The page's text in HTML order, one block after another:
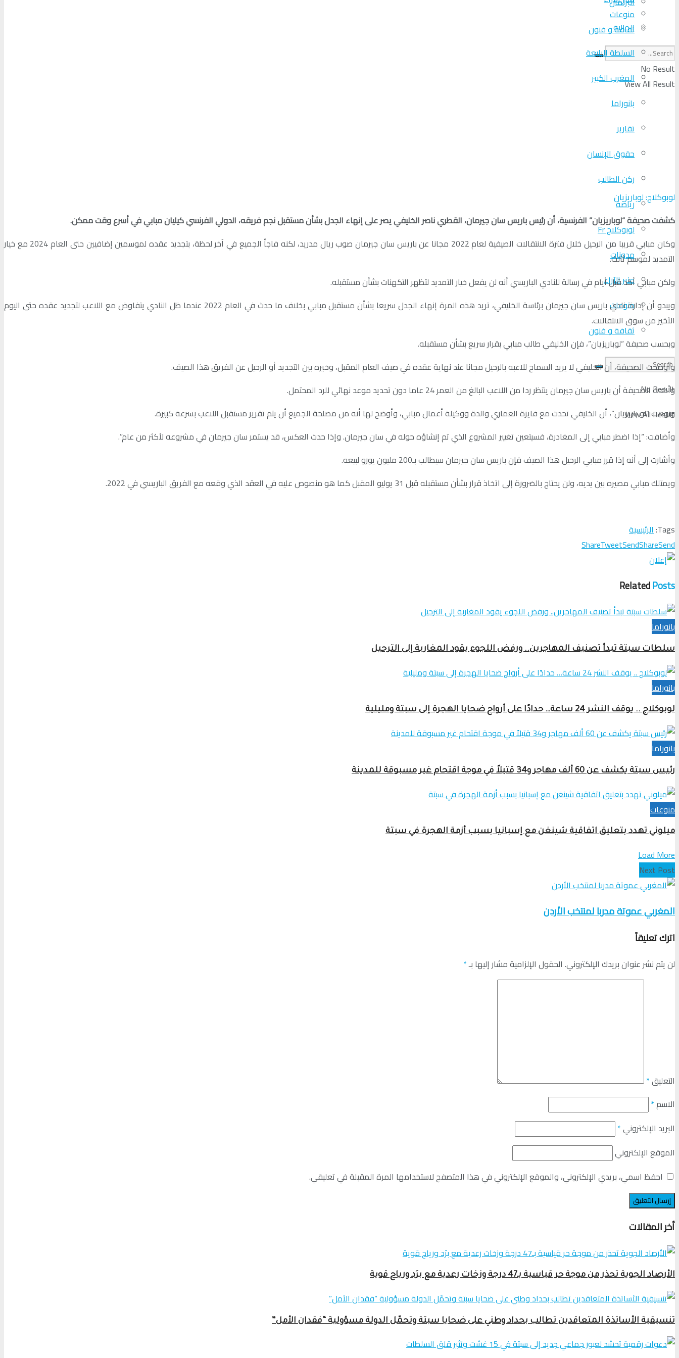
منوعات
ثقافة و فنون
No Result
View All Result
الجالية
السلطة الرابعة
المغرب الكبير
بانوراما
تقارير
حقوق الإنسان
ركن الطالب
رياضة
لوبوكلاج Fr
مدونات
منبر الآراء
منوعات
ثقافة و فنون
No Result
View All Result
لوبوكلاج: لوباريزيان
كشفت صحيفة “لوباريزيان” الفرنسية، أن رئيس باريس سان جيرمان، القطري ناصر الخليفي يصر على إنهاء الجدل بشأن مستقبل نجم فريقه، الدولي الفرنسي كيليان مبابي في أسرع وقت ممكن.
وكان مبابي قريبا من الرحيل خلال فترة الانتقالات الصيفية لعام 2022 مجانا عن باريس سان جيرمان صوب ريال مدريد، لكنه فاجأ الجميع في آخر لحظة، بتجديد عقده لموسمين إضافيين حتى العام 2024 مع خيار
التمديد لموسم ثالث.
ولكن مبابي أكد قبل أيام في رسالة للنادي الباريسي أنه لن يفعل خيار التمديد لتظهر التكهنات بشأن مستقبله.
ويبدو أن إدارة نادي باريس سان جيرمان برئاسة الخليفي، تريد هذه المرة إنهاء الجدل سريعا بشأن مستقبل مبابي بخلاف ما حدث في العام 2022 عندما ظل النادي يتفاوض مع اللاعب لتجديد عقده حتى اليوم
الأخير من سوق الانتقالات.
وبحسب صحيفة “لوباريزيان”، فإن الخليفي طالب مبابي بقرار سريع بشأن مستقبله.
وأوضحت الصحيفة، أن الخليفي لا يريد السماح للاعبه بالرحيل مجانا عند نهاية عقده في صيف العام المقبل، وخيره بين التجديد أو الرحيل عن الفريق هذا الصيف.
وأكدت الصحيفة أن باريس سان جيرمان ينتظر ردا من اللاعب البالغ من العمر 24 عاما دون تحديد موعد نهائي للرد المحتمل.
ونوهت “لو باريزيان”، أن الخليفي تحدث مع فايزة العماري والدة ووكيلة أعمال مبابي، وأوضح لها أنه من مصلحة الجميع أن يتم تقرير مستقبل اللاعب بسرعة كبيرة.
وأضافت: “إذا اضطر مبابي إلى المغادرة، فسيتعين تغيير المشروع الذي تم إنشاؤه حوله في سان جيرمان. وإذا حدث العكس، قد يستمر سان جيرمان في مشروعه لأكثر من عام”.
وأشارت إلى أنه إذا قرر مبابي الرحيل هذا الصيف فإن باريس سان جيرمان سيطالب بـ200 مليون يورو لبيعه.
ويمتلك مبابي مصيره بين يديه، ولن يحتاج بالضرورة إلى اتخاذ قرار بشأن مستقبله قبل 31 يوليو المقبل كما هو منصوص عليه في العقد الذي وقعه مع الفريق الباريسي في 2022.
Tags: الرئيسية
ShareTweetSendShareSend
RelatedPosts
بانوراما
سلطات سبتة تبدأ تصنيف المهاجرين.. ورفض اللجوء يقود المغاربة إلى الترحيل
بانوراما
لوبوكلاج .. يوقف النشر 24 ساعة… حدادًا على أرواح ضحايا الهجرة إلى سبتة ومليلية
بانوراما
رئيس سبتة يكشف عن 60 ألف مهاجر و34 قتيلاً في موجة اقتحام غير مسبوقة للمدينة
منوعات
ميلوني تهدد بتعليق اتفاقية شينغن مع إسبانيا بسبب أزمة الهجرة في سبتة
Load More
Next Post
المغربي عموتة مدربا لمنتخب الأردن
اترك تعليقاً
لن يتم نشر عنوان بريدك الإلكتروني. الحقول الإلزامية مشار إليها بـ*
التعليق*
الاسم*
البريد الإلكتروني*
الموقع الإلكتروني
احفظ اسمي، بريدي الإلكتروني، والموقع الإلكتروني في هذا المتصفح لاستخدامها المرة المقبلة في تعليقي.
أخر المقالات
الأرصاد الجوية تحذر من موجة حر قياسية بـ47 درجة وزخات رعدية مع برَد ورياح قوية
تنسيقية الأساتذة المتعاقدين تطالب بحداد وطني على ضحايا سبتة وتحمّل الدولة مسؤولية “فقدان الأمل”